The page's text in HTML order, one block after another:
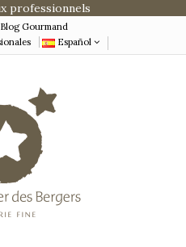
professionnels
Gourmand
Español